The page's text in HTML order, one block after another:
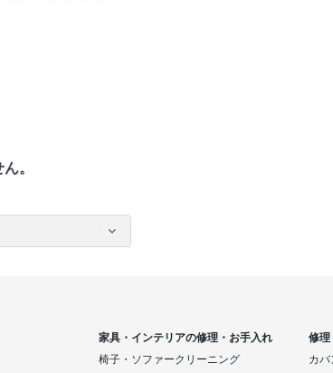
。
家具・インテリアの修理・お手入れ
椅子・ソファークリーニング
修理
カバ